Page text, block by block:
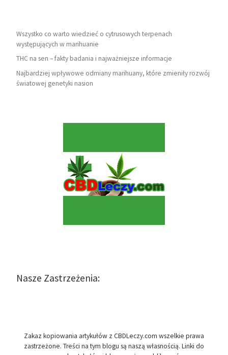
Wszystko co warto wiedzieć o cytrusowych terpenach
występujących w marihuanie
THC na sen – fakty badania i najważniejsze informacje
Najbardziej wpływowe odmiany marihuany, które zmieniły rozwój
światowej genetyki nasion
Nasze Zastrzeżenia:
Zakaz kopiowania artykułów z CBDLeczy.com wszelkie prawa
zastrzeżone. Treści na tym blogu są naszą własnością. Linki do